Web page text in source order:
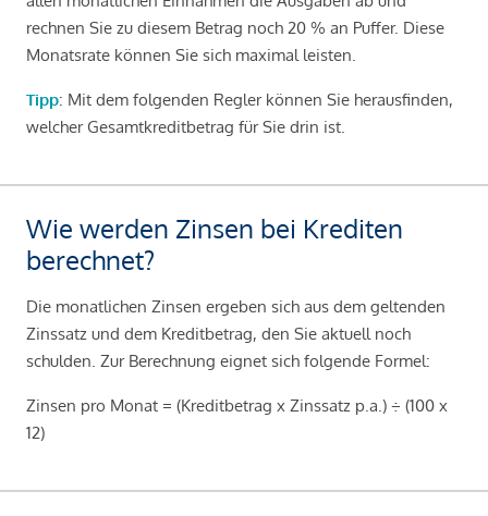
rechnen Sie zu diesem Betrag noch 20 % an Puffer. Diese
Monatsrate können Sie sich maximal leisten.
Tipp: Mit dem folgenden Regler können Sie herausfinden,
welcher Gesamtkreditbetrag für Sie drin ist.
Wie werden Zinsen bei Krediten
berechnet?
Die monatlichen Zinsen ergeben sich aus dem geltenden
Zinssatz und dem Kreditbetrag, den Sie aktuell noch
schulden. Zur Berechnung eignet sich folgende Formel:
Zinsen pro Monat = (Kreditbetrag x Zinssatz p.a.) ÷ (100 x
12)